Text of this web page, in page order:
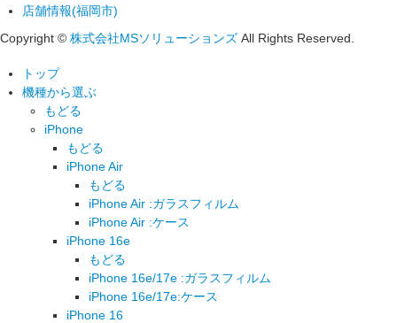
店舗情報(福岡市)
Copyright © 株式会社MSソリューションズ All Rights Reserved.
トップ
機種から選ぶ
もどる
iPhone
もどる
iPhone Air
もどる
iPhone Air :ガラスフィルム
iPhone Air :ケース
iPhone 16e
もどる
iPhone 16e/17e :ガラスフィルム
iPhone 16e/17e:ケース
iPhone 16